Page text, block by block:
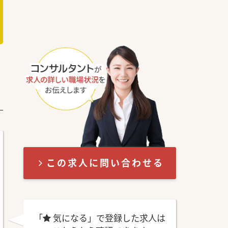
この求人に問い合わせる
「
気になる」で登録した求人は